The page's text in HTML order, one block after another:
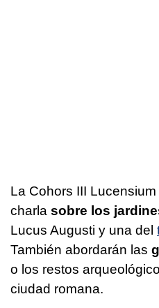
La Cohors III
charla sobre los
Lucus Augusti y una del
También abordarán las
o los restos
ciudad romana.